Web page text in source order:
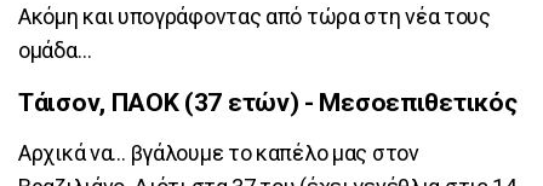
Ακόμη και υπογράφοντας από τώρα στη νέα τους
ομάδα…
Τάισον, ΠΑΟΚ (37 ετών) - Μεσοεπιθετικός
Αρχικά να… βγάλουμε το καπέλο μας στον